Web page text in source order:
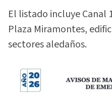
El listado incluye Canal
Plaza Miramontes,
sectores aledaños.